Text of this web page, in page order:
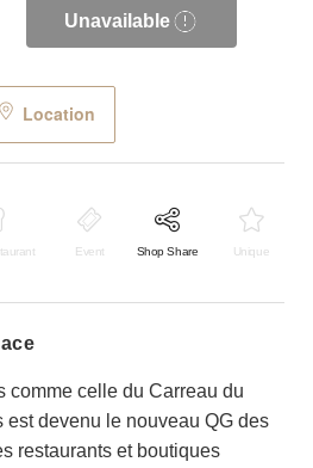
Unavailable
Location
Event Shop Share Unique
comme celle du Carreau du
est devenu le nouveau QG des
restaurants et boutiques